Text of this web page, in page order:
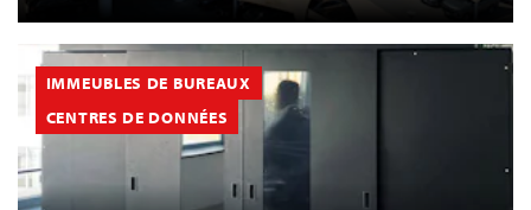
IMMEUBLES DE BUREAUX
CENTRES DE DONNÉES